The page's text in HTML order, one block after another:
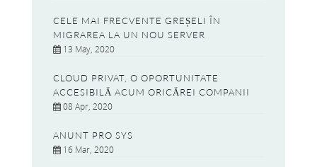
CELE MAI FRECVENTE GREȘELI ÎN
MIGRAREA LA UN NOU SERVER
13 May, 2020
CLOUD PRIVAT, O OPORTUNITATE
ACCESIBILĂ ACUM ORICĂREI COMPANII
08 Apr, 2020
ANUNT PRO SYS
16 Mar, 2020